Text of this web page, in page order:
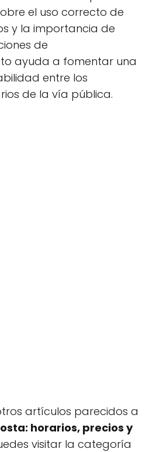
el uso correcto de
y la importancia de
de
ayuda a fomentar una
entre los
de la vía pública.
artículos parecidos a
horarios, precios y
visitar la categoría